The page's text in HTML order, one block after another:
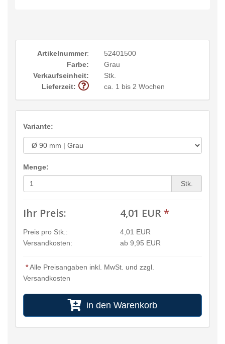
Artikelnummer:
52401500
Farbe:
Grau
Verkaufseinheit:
Stk.
Lieferzeit:
ca. 1 bis 2 Wochen
Variante:
Menge:
Stk.
Ihr Preis: 4,01 EUR*
Preis pro Stk.:
4,01 EUR
Versandkosten:
ab 9,95 EUR
*Alle Preisangaben inkl. MwSt. und zzgl.
Versandkosten
in den Warenkorb